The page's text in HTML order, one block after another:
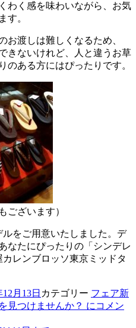
わく感を味わいながら、お気
す。
お渡しは難しくなるため、
きないけれど、人と違うお草
のある方にはぴったりです。
ございます）
をご用意いたしました。デ
なたにぴったりの「シンデレ
レンブロッソ東京ミッドタ
12月13日 カテゴリー フェア新
見つけませんか？ に コメン